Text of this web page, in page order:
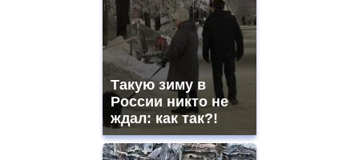
Такую зиму в
России никто не
ждал: как так?!